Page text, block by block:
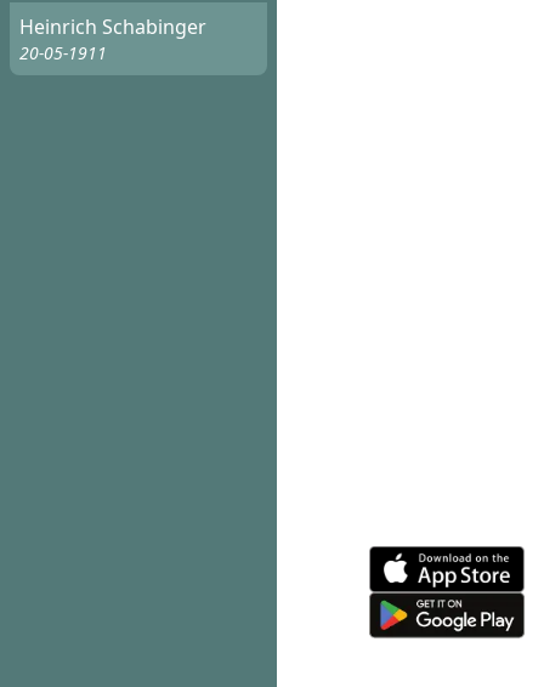
Heinrich Schabinger
20-05-1911